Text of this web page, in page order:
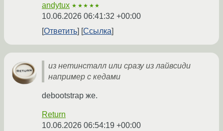
andytux ★★★★★
10.06.2026 06:41:32 +00:00
Ответить
Ссылка
из нетинсталл или сразу из лайвсиди
например с кедами
debootstrap же.
Return
10.06.2026 06:54:19 +00:00